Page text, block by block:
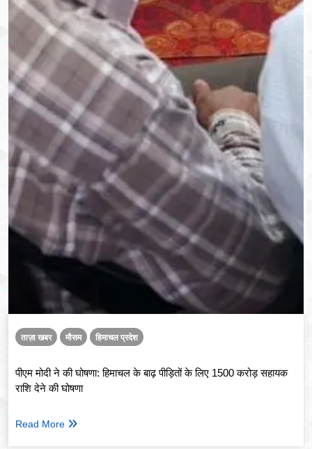
ताज़ा खबर मौसम हिमाचल प्रदेश
पीएम मोदी ने की घोषणा: हिमाचल के बाढ़ पीड़ितों के लिए 1500 करोड़ सहायक
राशि देने की घोषणा
Read More